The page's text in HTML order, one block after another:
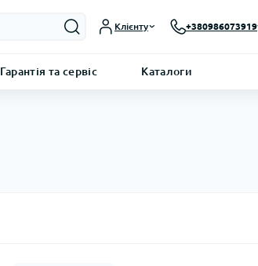
Клієнту +380986073919
Гарантія та сервіс Каталоги